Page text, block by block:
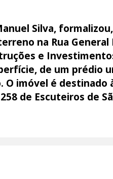
Silva,
na Rua
e
de um prédio
O imóvel é destinado
de Escuteiros de